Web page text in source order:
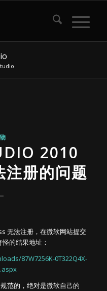
2010
注册的问题
无法注册，在微软网站提交
的结果地址：
87W7256K-0T322Q4X-
范的，绝对是微软自己的